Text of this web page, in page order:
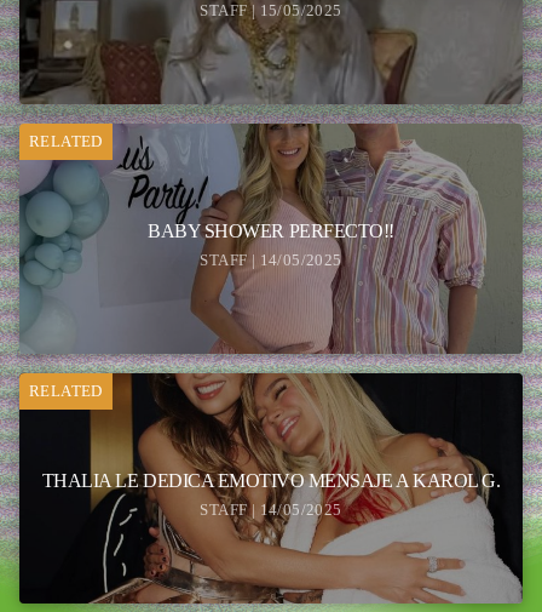
STAFF | 15/05/2025
RELATED
BABY SHOWER PERFECTO!!
STAFF | 14/05/2025
RELATED
THALIA LE DEDICA EMOTIVO MENSAJE A KAROL G.
STAFF | 14/05/2025